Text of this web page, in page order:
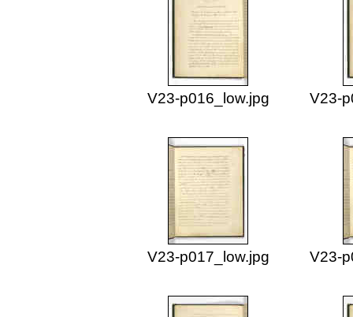
V23-p016_low.jpg V23-
V23-p017_low.jpg V23-